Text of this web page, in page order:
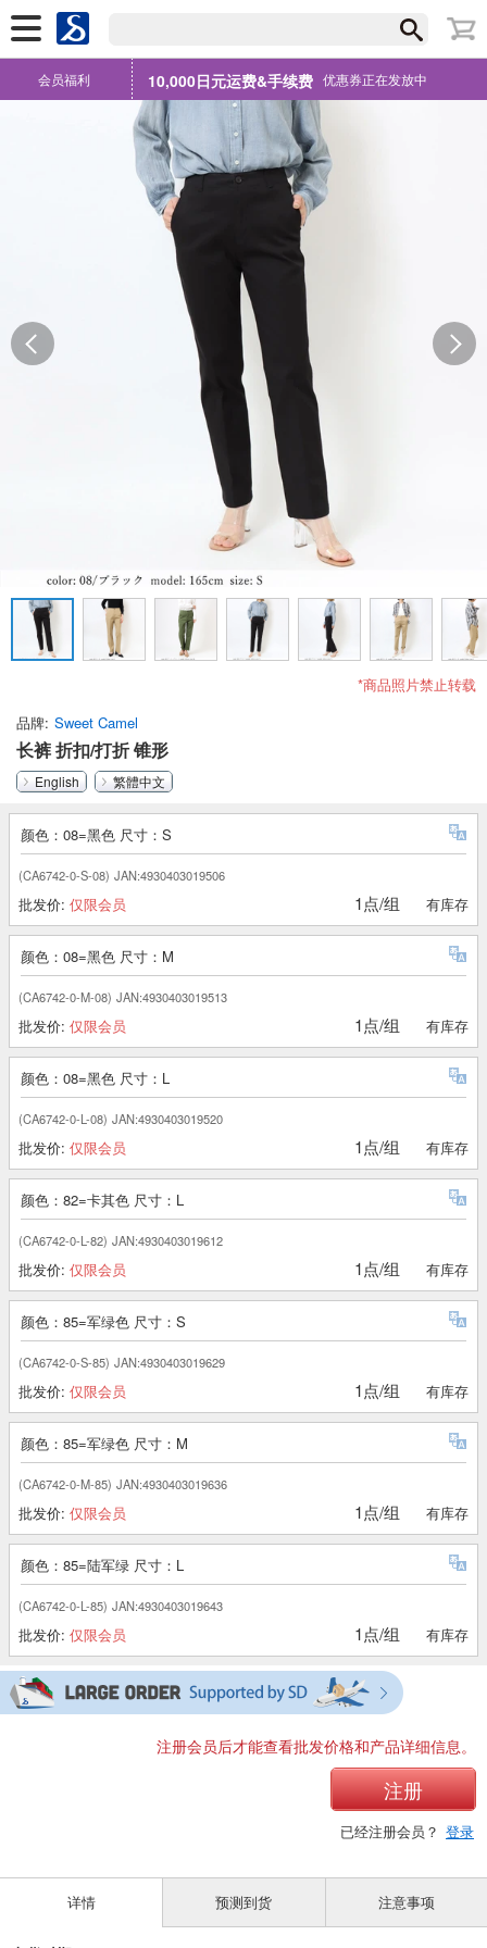
会员福利 10,000日元运费&手续费 优惠券正在发放中
*商品照片禁止转载
品牌 Sweet Camel
长裤 折扣/打折 锥形
English 繁體中文
颜色：08=黑色 尺寸：S
(CA6742-0-S-08) JAN:4930403019506
批发价: 仅限会员 1点/组 有库存
颜色：08=黑色 尺寸：M
(CA6742-0-M-08) JAN:4930403019513
批发价: 仅限会员 1点/组 有库存
颜色：08=黑色 尺寸：L
(CA6742-0-L-08) JAN:4930403019520
批发价: 仅限会员 1点/组 有库存
颜色：82=卡其色 尺寸：L
(CA6742-0-L-82) JAN:4930403019612
批发价: 仅限会员 1点/组 有库存
颜色：85=军绿色 尺寸：S
(CA6742-0-S-85) JAN:4930403019629
批发价: 仅限会员 1点/组 有库存
颜色：85=军绿色 尺寸：M
(CA6742-0-M-85) JAN:4930403019636
批发价: 仅限会员 1点/组 有库存
颜色：85=陆军绿 尺寸：L
(CA6742-0-L-85) JAN:4930403019643
批发价: 仅限会员 1点/组 有库存
注册会员后才能查看批发价格和产品详细信息。
注册
已经注册会员？ 登录
详情 预测到货 注意事项